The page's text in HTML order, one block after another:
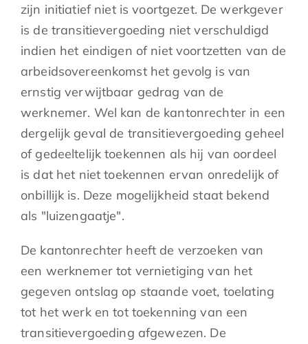
zijn initiatief niet is voortgezet. De werkgever
is de transitievergoeding niet verschuldigd
indien het eindigen of niet voortzetten van de
arbeidsovereenkomst het gevolg is van
ernstig verwijtbaar gedrag van de
werknemer. Wel kan de kantonrechter in een
dergelijk geval de transitievergoeding geheel
of gedeeltelijk toekennen als hij van oordeel
is dat het niet toekennen ervan onredelijk of
onbillijk is. Deze mogelijkheid staat bekend
als "luizengaatje".
De kantonrechter heeft de verzoeken van
een werknemer tot vernietiging van het
gegeven ontslag op staande voet, toelating
tot het werk en tot toekenning van een
transitievergoeding afgewezen. De